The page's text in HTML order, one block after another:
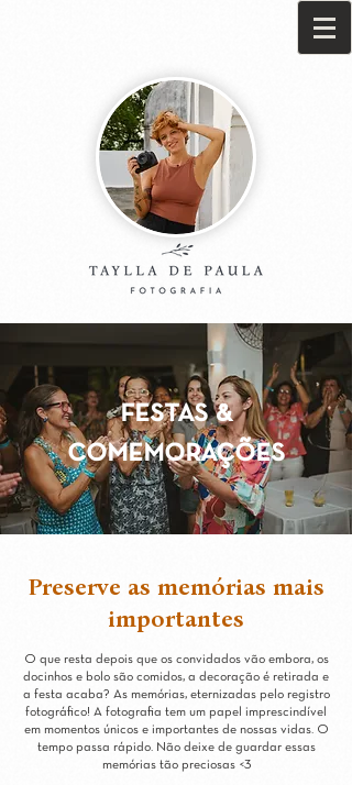
festas &
comemorações
Preserve as memórias mais
importantes
O que resta depois que os convidados vão embora, os
docinhos e bolo são comidos, a decoração é retirada e
a festa acaba? As memórias, eternizadas pelo registro
fotográfico! A fotografia tem um papel imprescindível
em momentos únicos e importantes de nossas vidas. O
tempo passa rápido. Não deixe de guardar essas
memórias tão preciosas <3